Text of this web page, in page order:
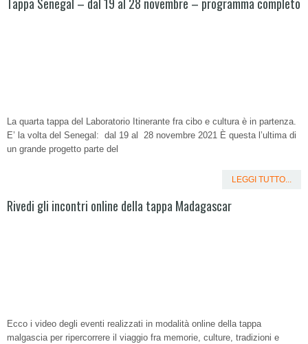
La quarta tappa del Laboratorio Itinerante fra cibo e cultura è in partenza.
E’ la volta del Senegal: dal 19 al 28 novembre 2021 È questa l’ultima di
un grande progetto parte del
LEGGI TUTTO...
Rivedi gli incontri online della tappa Madagascar
Ecco i video degli eventi realizzati in modalità online della tappa
malgascia per ripercorrere il viaggio fra memorie, culture, tradizioni e